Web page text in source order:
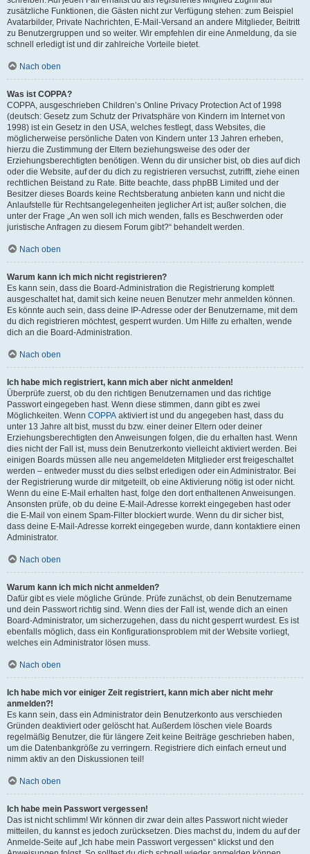
zusätzliche Funktionen, die Gästen nicht zur Verfügung stehen: zum Beispiel
Avatarbilder, Private Nachrichten, E-Mail-Versand an andere Mitglieder, Beitritt
zu Benutzergruppen und so weiter. Wir empfehlen dir eine Anmeldung, da sie
schnell erledigt ist und dir zahlreiche Vorteile bietet.
Nach oben
Was ist COPPA?
COPPA, ausgeschrieben Children’s Online Privacy Protection Act of 1998
(deutsch: Gesetz zum Schutz der Privatsphäre von Kindern im Internet von
1998) ist ein Gesetz in den USA, welches festlegt, dass Websites, die
möglicherweise persönliche Daten von Kindern unter 13 Jahren erheben,
hierzu die Zustimmung der Eltern beziehungsweise des oder der
Erziehungsberechtigten benötigen. Wenn du dir unsicher bist, ob dies auf dich
oder die Website, auf der du dich zu registrieren versuchst, zutrifft, ziehe einen
rechtlichen Beistand zu Rate. Bitte beachte, dass phpBB Limited und der
Besitzer dieses Boards keine Rechtsberatung anbieten kann und nicht die
Anlaufstelle für Rechtsangelegenheiten jeglicher Art ist; außer solchen, die
unter der Frage „An wen soll ich mich wenden, falls es Beschwerden oder
juristische Anfragen zu diesem Forum gibt?“ behandelt werden.
Nach oben
Warum kann ich mich nicht registrieren?
Es kann sein, dass die Board-Administration die Registrierung komplett
ausgeschaltet hat, damit sich keine neuen Benutzer mehr anmelden können.
Es könnte auch sein, dass deine IP-Adresse oder der Benutzername, mit dem
du dich registrieren möchtest, gesperrt wurden. Um Hilfe zu erhalten, wende
dich an die Board-Administration.
Nach oben
Ich habe mich registriert, kann mich aber nicht anmelden!
Überprüfe zuerst, ob du den richtigen Benutzernamen und das richtige
Passwort eingegeben hast. Wenn diese stimmen, dann gibt es zwei
Möglichkeiten. Wenn COPPA aktiviert ist und du angegeben hast, dass du
unter 13 Jahre alt bist, musst du bzw. einer deiner Eltern oder deiner
Erziehungsberechtigten den Anweisungen folgen, die du erhalten hast. Wenn
dies nicht der Fall ist, muss dein Benutzerkonto vielleicht aktiviert werden. Bei
einigen Boards müssen alle neu angemeldeten Mitglieder erst freigeschaltet
werden – entweder musst du dies selbst erledigen oder ein Administrator. Bei
der Registrierung wurde dir mitgeteilt, ob eine Aktivierung nötig ist oder nicht.
Wenn du eine E-Mail erhalten hast, folge den dort enthaltenen Anweisungen.
Ansonsten prüfe, ob du deine E-Mail-Adresse korrekt eingegeben hast oder
die E-Mail von einem Spam-Filter blockiert wurde. Wenn du dir sicher bist,
dass deine E-Mail-Adresse korrekt eingegeben wurde, dann kontaktiere einen
Administrator.
Nach oben
Warum kann ich mich nicht anmelden?
Dafür gibt es viele mögliche Gründe. Prüfe zunächst, ob dein Benutzername
und dein Passwort richtig sind. Wenn dies der Fall ist, wende dich an einen
Board-Administrator, um sicherzugehen, dass du nicht gesperrt wurdest. Es ist
ebenfalls möglich, dass ein Konfigurationsproblem mit der Website vorliegt,
welches ein Administrator lösen muss.
Nach oben
Ich habe mich vor einiger Zeit registriert, kann mich aber nicht mehr
anmelden?!
Es kann sein, dass ein Administrator dein Benutzerkonto aus verschieden
Gründen deaktiviert oder gelöscht hat. Außerdem löschen viele Boards
regelmäßig Benutzer, die für längere Zeit keine Beiträge geschrieben haben,
um die Datenbankgröße zu verringern. Registriere dich einfach erneut und
nimm aktiv an den Diskussionen teil!
Nach oben
Ich habe mein Passwort vergessen!
Das ist nicht schlimm! Wir können dir zwar dein altes Passwort nicht wieder
mitteilen, du kannst es jedoch zurücksetzen. Dies machst du, indem du auf der
Anmelde-Seite auf „Ich habe mein Passwort vergessen“ klickst und den